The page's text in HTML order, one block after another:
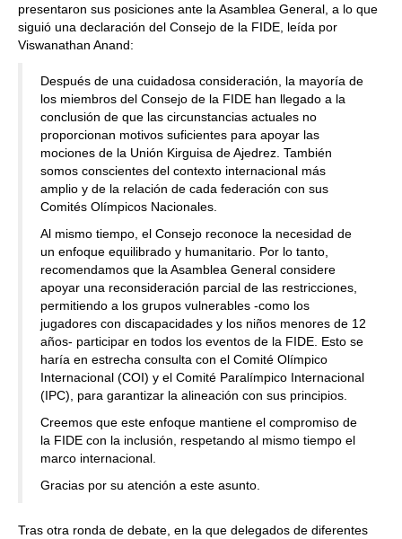
presentaron sus posiciones ante la Asamblea General, a lo que
siguió una declaración del Consejo de la FIDE, leída por
Viswanathan Anand:
Después de una cuidadosa consideración, la mayoría de
los miembros del Consejo de la FIDE han llegado a la
conclusión de que las circunstancias actuales no
proporcionan motivos suficientes para apoyar las
mociones de la Unión Kirguisa de Ajedrez. También
somos conscientes del contexto internacional más
amplio y de la relación de cada federación con sus
Comités Olímpicos Nacionales.
Al mismo tiempo, el Consejo reconoce la necesidad de
un enfoque equilibrado y humanitario. Por lo tanto,
recomendamos que la Asamblea General considere
apoyar una reconsideración parcial de las restricciones,
permitiendo a los grupos vulnerables -como los
jugadores con discapacidades y los niños menores de 12
años- participar en todos los eventos de la FIDE. Esto se
haría en estrecha consulta con el Comité Olímpico
Internacional (COI) y el Comité Paralímpico Internacional
(IPC), para garantizar la alineación con sus principios.
Creemos que este enfoque mantiene el compromiso de
la FIDE con la inclusión, respetando al mismo tiempo el
marco internacional.
Gracias por su atención a este asunto.
Tras otra ronda de debate, en la que delegados de diferentes